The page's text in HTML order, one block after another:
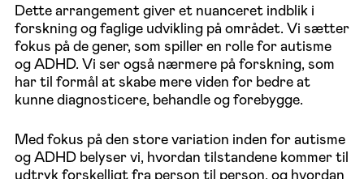
Dette arrangement giver et nuanceret indblik i
forskning og faglige udvikling på området. Vi sætter
fokus på de gener, som spiller en rolle for autisme
og ADHD. Vi ser også nærmere på forskning, som
har til formål at skabe mere viden for bedre at
kunne diagnosticere, behandle og forebygge.
Med fokus på den store variation inden for autisme
og ADHD belyser vi, hvordan tilstandene kommer til
udtryk forskelligt fra person til person, og hvordan